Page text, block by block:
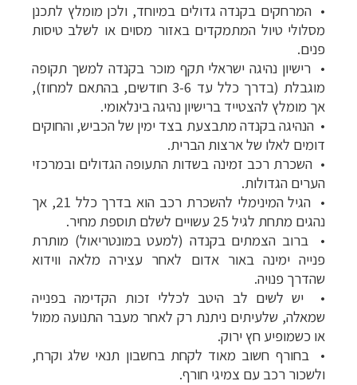
•המרחקים בקנדה גדולים במיוחד, ולכן מומלץ לתכנן
מסלולי טיול המתמקדים באזור מסוים או לשלב טיסות
פנים.
• רישיון נהיגה ישראלי תקף מוכר בקנדה למשך תקופה
מוגבלת (בדרך כלל עד 3-6 חודשים, בהתאם למחוז),
אך מומלץ להצטייד ברישיון נהיגה בינלאומי.
•הנהיגה בקנדה מתבצעת בצד ימין של הכביש, והחוקים
דומים לאלו של ארצות הברית.
•השכרת רכב זמינה בשדות התעופה הגדולים ובמרכזי
הערים הגדולות.
•
הגיל המינימלי להשכרת רכב הוא בדרך כלל 21, אך
נהגים מתחת לגיל 25 עשויים לשלם תוספת מחיר.
•ברוב הצמתים בקנדה (למעט במונטריאול) מותרת
פנייה ימינה באור אדום לאחר עצירה מלאה ווידוא
שהדרך פנויה.
• יש לשים לב היטב לכללי זכות הקדימה בפנייה
שמאלה, שלעיתים ניתנת רק לאחר מעבר התנועה ממול
או כשמופיע חץ ירוק.
•בחורף חשוב מאוד לקחת בחשבון תנאי שלג וקרח,
ולשכור רכב עם צמיגי חורף.